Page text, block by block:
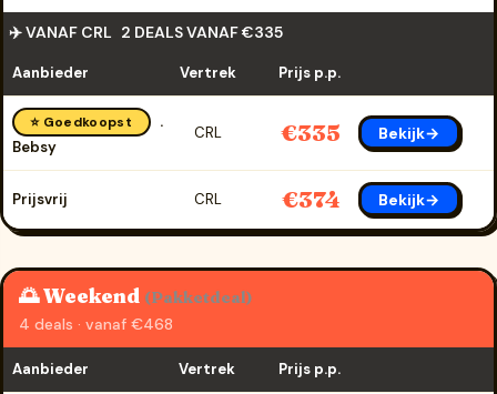
✈️ VANAF CRL 2 DEALS VANAF €335
Aanbieder Vertrek Prijs p.p.
⭐ Goedkoopst
Bebsy
CRL €335 Bekijk→
Prijsvrij CRL €374 Bekijk→
🌅 Weekend (Pakketdeal)
4 deals · vanaf €468
Aanbieder Vertrek Prijs p.p.